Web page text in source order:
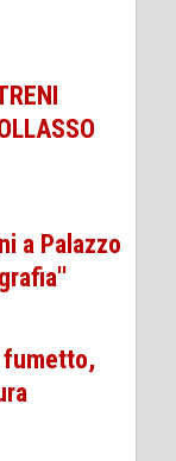
a Palazzo
fumetto,